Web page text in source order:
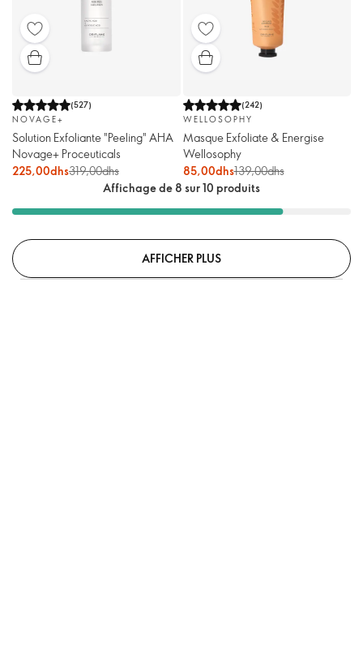
(527)
NOVAGE+
Solution Exfoliante "Peeling" AHA
Novage+ Proceuticals
225,00dhs319,00dhs
(242)
WELLOSOPHY
Masque Exfoliate & Energise
Wellosophy
85,00dhs139,00dhs
Affichage de 8 sur 10 produits
AFFICHER PLUS